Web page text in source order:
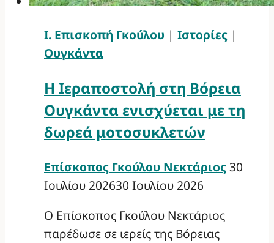
Ι. Επισκοπή Γκούλου | Ιστορίες |
Ουγκάντα
Η Ιεραποστολή στη Βόρεια
Ουγκάντα ενισχύεται με τη
δωρεά μοτοσυκλετών
Επίσκοπος Γκούλου Νεκτάριος 30
Ιουλίου 202630 Ιουλίου 2026
Ο Επίσκοπος Γκούλου Νεκτάριος
παρέδωσε σε ιερείς της Βόρειας